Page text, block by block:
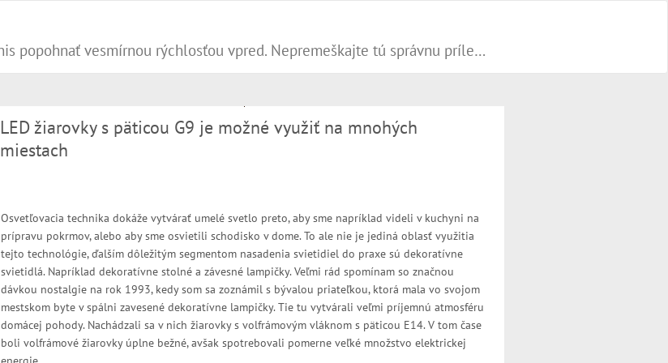
Progresívne PR články dokážu váš biznis popohnať vesmírnou rýchlosťou vpred. Nepremeškajte tú správnu príležitosť a publikujte na našom webe.
LED žiarovky s päticou G9 je možné využiť na mnohých
miestach
Osvetľovacia technika dokáže vytvárať umelé svetlo preto, aby sme napríklad videli v kuchyni na
prípravu pokrmov, alebo aby sme osvietili schodisko v dome. To ale nie je jediná oblasť využitia
tejto technológie, ďalším dôležitým segmentom nasadenia svietidiel do praxe sú dekoratívne
svietidlá. Napríklad dekoratívne stolné a závesné lampičky. Veľmi rád spomínam so značnou
dávkou nostalgie na rok 1993, kedy som sa zoznámil s bývalou priateľkou, ktorá mala vo svojom
mestskom byte v spálni zavesené dekoratívne lampičky. Tie tu vytvárali veľmi príjemnú atmosféru
domácej pohody. Nachádzali sa v nich žiarovky s volfrámovým vláknom s päticou E14. V tom čase
boli volfrámové žiarovky úplne bežné, avšak spotrebovali pomerne veľké množstvo elektrickej